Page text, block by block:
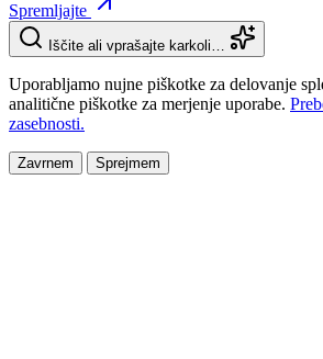
Spremljajte
Iščite ali vprašajte karkoli…
Uporabljamo nujne piškotke za delovanje
analitične piškotke za merjenje uporabe.
zasebnosti.
Zavrnem Sprejmem